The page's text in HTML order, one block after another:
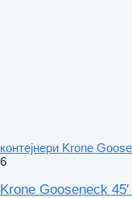
контејнери Krone
6
Krone Gooseneck